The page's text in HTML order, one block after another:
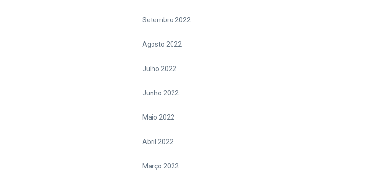
Setembro 2022
Agosto 2022
Julho 2022
Junho 2022
Maio 2022
Abril 2022
Março 2022